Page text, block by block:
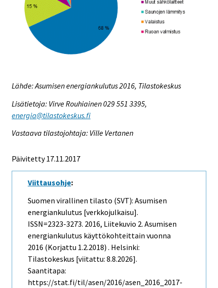
Lähde: Asumisen energiankulutus 2016, Tilastokeskus
Lisätietoja: Virve Rouhiainen 029 551 3395,
energia@tilastokeskus.fi
Vastaava tilastojohtaja: Ville Vertanen
Päivitetty 17.11.2017
Viittausohje:
Suomen virallinen tilasto (SVT): Asumisen
energiankulutus [verkkojulkaisu].
ISSN=2323-3273. 2016, Liitekuvio 2. Asumisen
energiankulutus käyttökohteittain vuonna
2016 (Korjattu 1.2.2018) . Helsinki:
Tilastokeskus [viitattu: 8.8.2026].
Saantitapa:
https://stat.fi/til/asen/2016/asen_2016_2017-